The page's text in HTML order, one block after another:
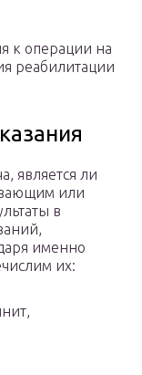
к операции на
реабилитации
является ли
или
в
именно
их: